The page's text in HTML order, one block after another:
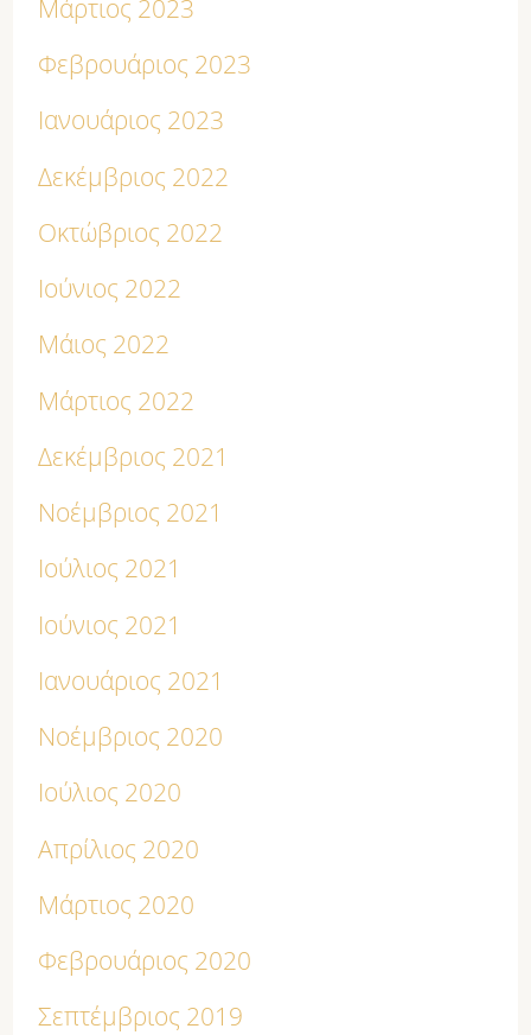
Μάρτιος 2023
Φεβρουάριος 2023
Ιανουάριος 2023
Δεκέμβριος 2022
Οκτώβριος 2022
Ιούνιος 2022
Μάιος 2022
Μάρτιος 2022
Δεκέμβριος 2021
Νοέμβριος 2021
Ιούλιος 2021
Ιούνιος 2021
Ιανουάριος 2021
Νοέμβριος 2020
Ιούλιος 2020
Απρίλιος 2020
Μάρτιος 2020
Φεβρουάριος 2020
Σεπτέμβριος 2019